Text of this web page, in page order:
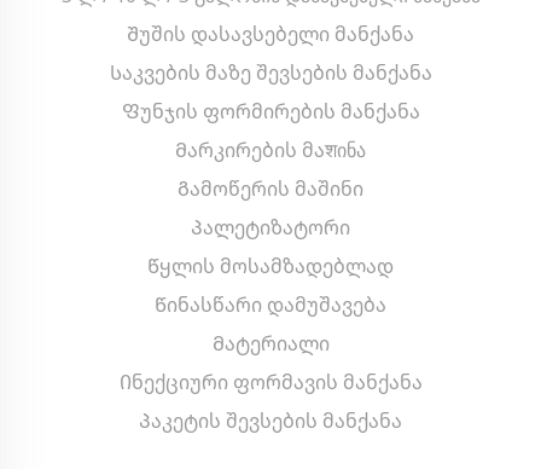
Შუშის დასავსებელი მანქანა
Საკვების მაზე შევსების მანქანა
Ფუნჯის ფორმირების მანქანა
Მარკირების მაशინა
Გამოწერის მაშინი
Პალეტიზატორი
Წყლის მოსამზადებლად
Წინასწარი დამუშავება
Მატერიალი
Ინექციური ფორმავის მანქანა
Პაკეტის შევსების მანქანა